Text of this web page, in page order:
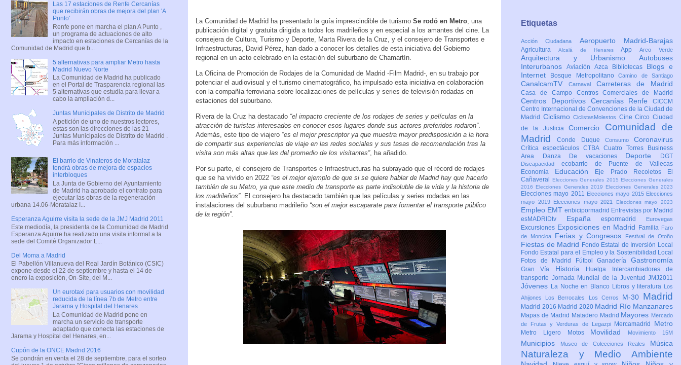
La Comunidad de Madrid ha presentado la guía imprescindible de turismo Se rodó en Metro , una
publicación digital y gratuita dirigida a todos los madrileños y en especial a los amantes del cine. La
consejera de Cultura, Turismo y Deporte, Marta Rivera de la Cruz, y el consejero de Transportes e
Infraestructuras, David Pérez, han dado a conocer los detalles de esta iniciativa del Gobierno
regional en un acto celebrado en la estación del suburbano de Chamartín.
La Oficina de Promoción de Rodajes de la Comunidad de Madrid -Film Madrid-, en su trabajo por
potenciar el audiovisual y el turismo cinematográfico, ha impulsado esta iniciativa en colaboración
con la compañía ferroviaria sobre localizaciones de películas y series de televisión rodadas en
estaciones del suburbano.
Rivera de la Cruz ha destacado “el impacto creciente de los rodajes de series y películas en la
atracción de turistas interesados en conocer esos lugares donde sus actores preferidos rodaron”.
Además, este tipo de viajero “es el mejor prescriptor ya que muestra mayor predisposición a la hora
de compartir sus experiencias de viaje en las redes sociales y sus tasas de recomendación tras la
visita son más altas que las del promedio de los visitantes”, ha añadido.
Por su parte, el consejero de Transportes e Infraestructuras ha subrayado que el récord de rodajes
que se ha vivido en 2022 “es el mejor ejemplo de que si se quiere hablar de Madrid hay que hacerlo
también de su Metro, ya que este medio de transporte es parte indisoluble de la vida y la historia de
los madrileños”. El consejero ha destacado también que las películas y series rodadas en las
instalaciones del suburbano madrileño “son el mejor escaparate para fomentar el transporte público
de la región”.
Las 17 estaciones de Renfe Cercanías
que recibirán obras de mejora del plan 'A
Punto'
Renfe pone en marcha el plan A Punto ,
un programa de actuaciones de alto
impacto en estaciones de Cercanías de la
Comunidad de Madrid que b...
5 alternativas para ampliar Metro hasta
Madrid Nuevo Norte
La Comunidad de Madrid ha publicado
en el Portal de Trasparencia regional las
5 alternativas que estudia para llevar a
cabo la ampliación d...
Juntas Municipales de Distrito de Madrid
A petición de uno de nuestros lectores,
estas son las direcciones de las 21
Juntas Municipales de Distrito de Madrid .
Para más información ...
El barrio de Vinateros de Moratalaz
tendrá obras de mejora de espacios
interbloques
La Junta de Gobierno del Ayuntamiento
de Madrid ha aprobado el contrato para
ejecutar las obras de la regeneración
urbana 14.06-Moratalaz I...
Esperanza Aguirre visita la sede de la JMJ Madrid 2011
Este mediodía, la presidenta de la Comunidad de Madrid
Esperanza Aguirre ha realizado una visita informal a la
sede del Comité Organizador L...
Del Moma a Madrid
El Pabellón Villanueva del Real Jardín Botánico (CSIC)
expone desde el 22 de septiembre y hasta el 14 de
enero la exposición, On-Site, del M...
Un eurotaxi para usuarios con movilidad
reducida de la línea 7b de Metro entre
Jarama y Hospital del Henares
La Comunidad de Madrid pone en
marcha un servicio de transporte
adaptado que conecta las estaciones de
Jarama y Hospital del Henares, en...
Cupón de la ONCE Madrid 2016
Se pondrán en venta el 28 de septiembre, para el sorteo
Etiquetas
Acción Ciudadana Aeropuerto Madrid-Barajas
Agricultura Alcalá de HenaresAppArco Verde
Arquitectura y Urbanismo Autobuses
Interurbanos Aviación Azca Bibliotecas Blogs e
Internet
Bosque MetropolitanoCamino de Santiago
CanalcamTV Carnaval Carreteras de Madrid
Casa de Campo Centros Comerciales de Madrid
Centros Deportivos Cercanías Renfe CICCM
Centro Internacional de Convenciones de la Ciudad de
Madrid CiclismoCiclistasMolestos CineCircoCiudad
de la JusticiaComercio Comunidad de
MadridConde Duque Consumo Coronavirus
Crítica espectáculosCTBA Cuatro Torres Business
Area
Danza De vacaciones Deporte DGT
Discapacidad ecobarrio de Puente de Vallecas
Economía Educación Eje Prado Recoletos
El
Cañaveral
Elecciones Generales 2015 Elecciones Generales
2016 Elecciones Generales 2019 Elecciones Generales 2023
Elecciones mayo 2011 Elecciones mayo 2015 Elecciones
mayo 2019
Elecciones mayo 2021 Elecciones mayo 2023
Empleo EMT enbicipormadrid Entrevistas por Madrid
esMADRIDtv Españaespormadrid Eurovegas
Excursiones Exposiciones en Madrid Familia Faro
de Moncloa
Ferias y Congresos Festival de Otoño
Fiestas de Madrid Fondo Estatal de Inversión Local
Fondo Estatal para el Empleo y la Sostenibilidad Local
Fotos de Madrid
FútbolGanaderíaGastronomía
Gran Vía Historia Huelga
Intercambiadores de
transporte Jornada Mundial de la Juventud JMJ2011
Jóvenes La Noche en Blanco Libros y literatura
Los
Ahijones
Los Berrocales Los Cerros M-30 Madrid
Madrid 2016 Madrid 2020 Madrid Río Manzanares
Mapas de Madrid Matadero Madrid Mayores Mercado
de Frutas y Verduras de Legazpi
Mercamadrid Metro
Metro Ligero Motos Movilidad Movimiento 15M
Municipios Museo de Colecciones Reales Música
Naturaleza y Medio Ambiente